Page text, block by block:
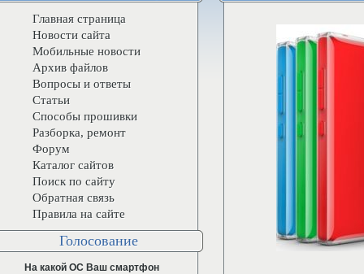
Главная страница
Новости сайта
Мобильные новости
Архив файлов
Вопросы и ответы
Статьи
Способы прошивки
Разборка, ремонт
Форум
Каталог сайтов
Поиск по сайту
Обратная связь
Правила на сайте
Голосование
На какой ОС Ваш смартфон